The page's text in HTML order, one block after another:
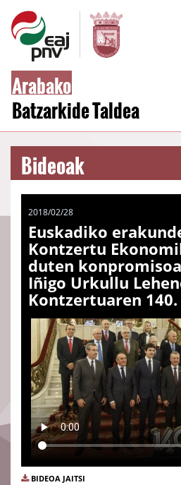
Arabako
Batzarkide Taldea
Bideoak
2018/02/28
Euskadiko
Kontzertu
duten
Iñigo Urkullu
Kontzertuaren
BIDEOA JAITSI